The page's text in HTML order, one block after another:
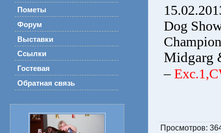
Пометы
Форум
Выставки
Ссылки
Гостевая
Обратная связь
Dog
Midgarg
–
Просмотров: